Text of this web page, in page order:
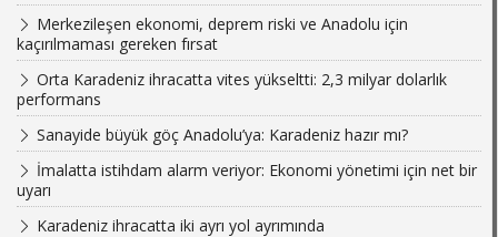
Merkezileşen ekonomi, deprem riski ve Anadolu için
kaçırılmaması gereken fırsat
Orta Karadeniz ihracatta vites yükseltti: 2,3 milyar dolarlık
performans
Sanayide büyük göç Anadolu’ya: Karadeniz hazır mı?
İmalatta istihdam alarm veriyor: Ekonomi yönetimi için net bir
uyarı
Karadeniz ihracatta iki ayrı yol ayrımında